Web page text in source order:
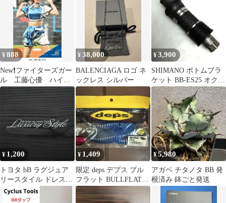
¥888
New❗ファイターズガー
ル 工藤心優 ハイラ
イトフォト 7/1 エス
コン 新品
¥38,000
BALENCIAGA ロゴ ネ
ックレス シルバー
¥3,900
SHIMANO ボトムブラ
ケット BB-ES25 オクタ
リンク 126mm
¥ 1,200
トヨタ bB ラグジュア
リースタイル ドレスア
ップ カッティングステ
ッカー 銀色
¥ 1,409
限定 deps デプス ブル
フラット BULLFLAT
4.8インチ 琵琶湖ブル
¥5,980
アガベ チタノタ BB 発
根済み 鉢ごと発送